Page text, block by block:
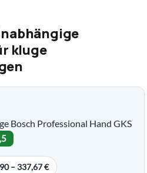
kluge
Bosch Professional Hand GKS
– 337,67 €